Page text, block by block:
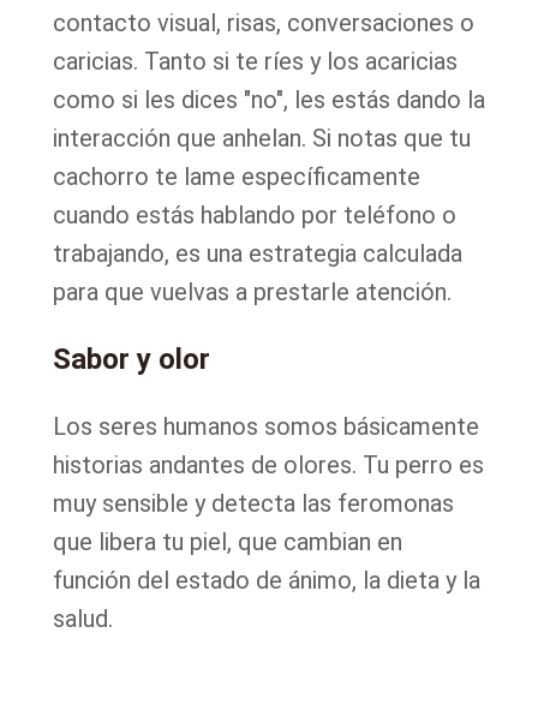
contacto visual, risas, conversaciones o
caricias. Tanto si te ríes y los acaricias
como si les dices "no", les estás dando la
interacción que anhelan. Si notas que tu
cachorro te lame específicamente
cuando estás hablando por teléfono o
trabajando, es una estrategia calculada
para que vuelvas a prestarle atención.
Sabor y olor
Los seres humanos somos básicamente
historias andantes de olores. Tu perro es
muy sensible y detecta las feromonas
que libera tu piel, que cambian en
función del estado de ánimo, la dieta y la
salud.